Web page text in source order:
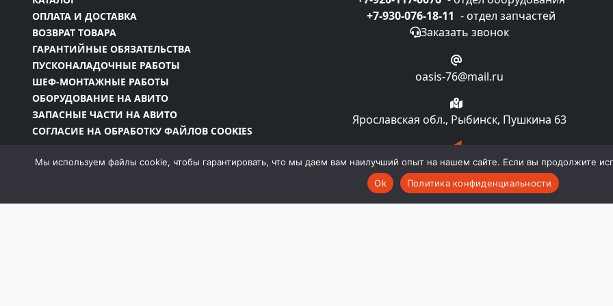
ОПЛАТА И ДОСТАВКА
ВОЗВРАТ ТОВАРА
ГАРАНТИЙНЫЕ ОБЯЗАТЕЛЬСТВА
ПУСКОНАЛАДОЧНЫЕ РАБОТЫ
ШЕФ-МОНТАЖНЫЕ РАБОТЫ
ОБОРУДОВАНИЕ НА АВИТО
ЗАПАСНЫЕ ЧАСТИ НА АВИТО
СОГЛАСИЕ НА ОБРАБОТКУ ФАЙЛОВ COOKIES
+7-930-076-18-11 - отдел запчастей
Заказать звонок
oasis-76@mail.ru
Ярославская обл., Рыбинск, Пушкина 63
Подписка на рассылку
Мы используем файлы cookie, чтобы гарантировать, что мы даем вам наилучший опыт на нашем сайте. Если вы продолжите
Ok
Политика конфиденциальности